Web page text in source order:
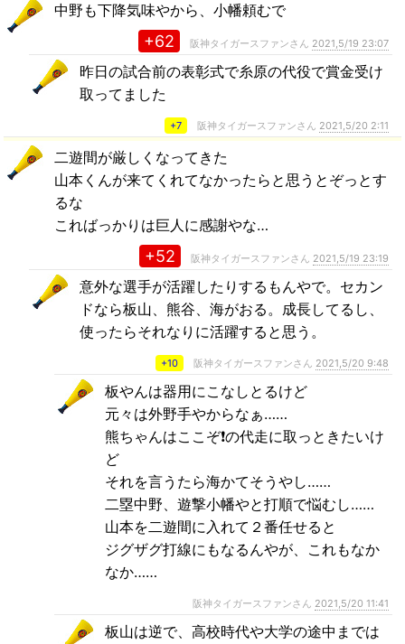
中野も下降気味やから、小幡頼むで
+62 阪神タイガースファンさん 2021,5/19 23:07
昨日の試合前の表彰式で糸原の代役で賞金受け
取ってました
+7 阪神タイガースファンさん 2021,5/20 2:11
二遊間が厳しくなってきた
山本くんが来てくれてなかったらと思うとぞっとす
るな
こればっかりは巨人に感謝やな…
+52 阪神タイガースファンさん 2021,5/19 23:19
意外な選手が活躍したりするもんやで。セカン
ドなら板山、熊谷、海がおる。成長してるし、
使ったらそれなりに活躍すると思う。
+10 阪神タイガースファンさん 2021,5/20 9:48
板やんは器用にこなしとるけど
元々は外野手やからなぁ……
熊ちゃんはここぞ❗の代走に取っときたいけ
ど
それを言うたら海かてそうやし……
二塁中野、遊撃小幡やと打順で悩むし……
山本を二遊間に入れて２番任せると
ジグザグ打線にもなるんやが、これもなか
なか……
阪神タイガースファンさん 2021,5/20 11:41
板山は逆で、高校時代や大学の途中までは